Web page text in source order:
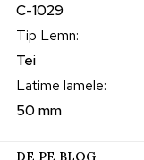
C-1029
Tip Lemn:
Tei
Latime lamele:
50 mm
DE PE BLOG